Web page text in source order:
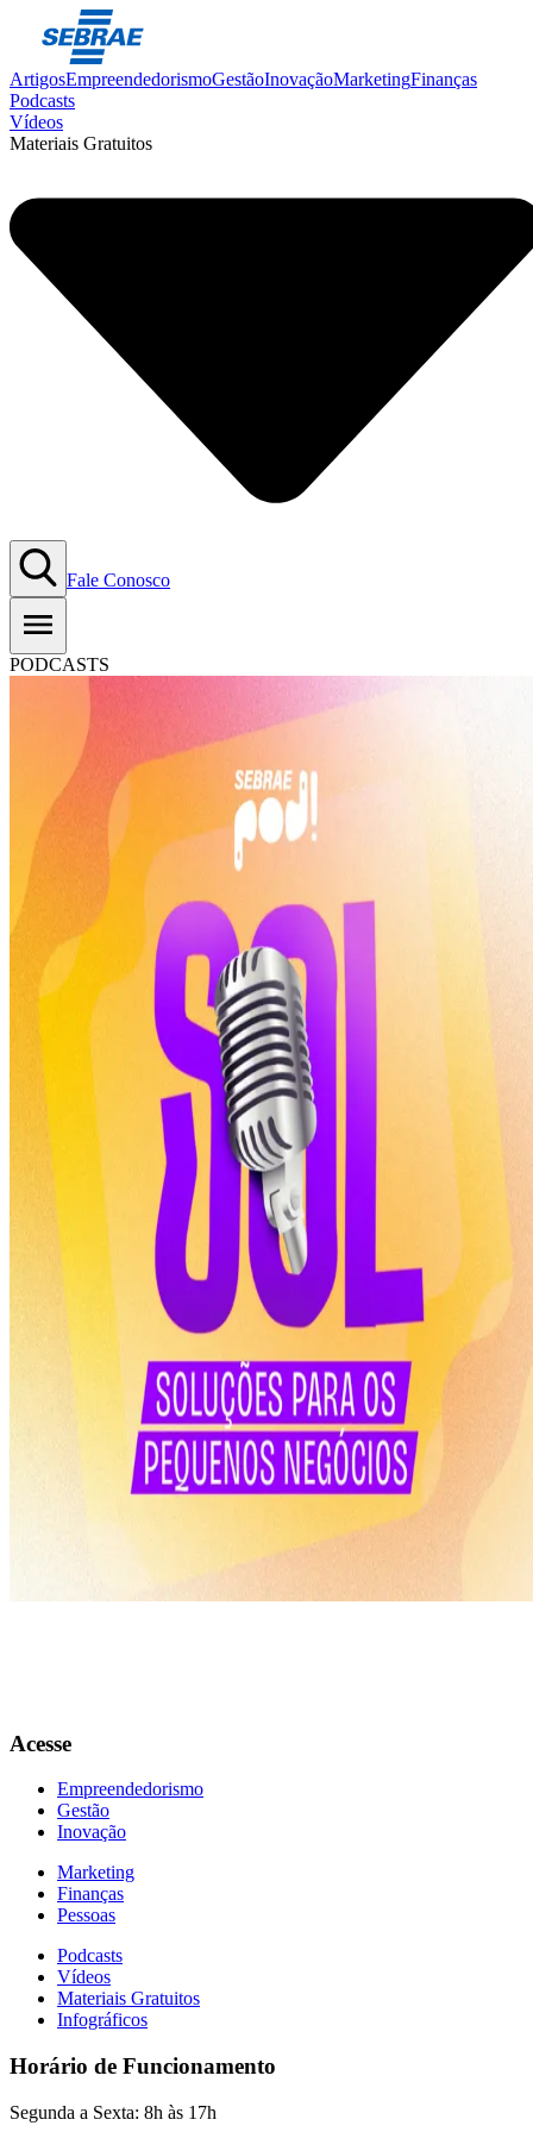
ArtigosEmpreendedorismoGestãoInovaçãoMarketingFinanças
Podcasts
Vídeos
Materiais Gratuitos
Fale Conosco
PODCASTS
#T8E08: SOL | Procedimentos
Operacionais Padrão nos
pequenos negócios
Copiar Link
WhatsApp
Neste oitavo episódio, a conversa é sobre como a criação de
Procedimentos Operacionais Padrão (POP) ajuda os pequenos
negócios a trabalhar com mais qualidade, menos retrabalho e mais
segurança, além de facilitar o treinamento da equipe e melhorar a
produtividade no dia a dia.
A consultoria do Sebrae apoia empreendedores na construção do POP
de forma técnica e prática, garantindo processos claros, eficientes e
alinhados às exigências legais do setor.
Para mais informações, é só ligar no 0800 570 0800.
SOBRE A SÉRIE SOL
Esse podcast foi criado através de Inteligência Artificial, com o
objetivo de apresentar, em linguagem simples, como as soluções do
Sebrae podem impulsionar as micro e pequenas empresas.
Em 10 episódios, trazemos conversas sobre temas específicos ligados
aos pequenos negócios, desmistificando conceitos e mostrando
oportunidades para o desenvolvimento e o fortalecimento do
Acesse
Empreendedorismo
Gestão
Inovação
Marketing
Finanças
Pessoas
Podcasts
Vídeos
Materiais Gratuitos
Infográficos
Horário de Funcionamento
Segunda a Sexta: 8h às 17h